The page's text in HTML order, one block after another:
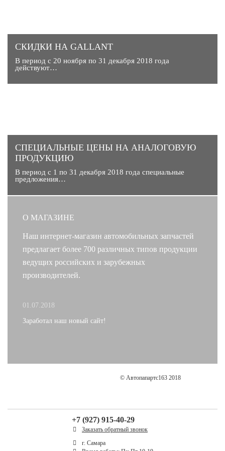
СКИДКИ НА GALLANT
В период с 20 ноября по 31 декабря 2018 года
действуют…
CПЕЦИАЛЬНЫЕ ЦЕНЫ НА АНАЛОГОВУЮ
ПРОДУКЦИЮ
В период с 1 по 31 декабря 2018 года специальные
предложения…
О МАГАЗИНЕ
Наш интернет-магазин автомобильных запчастей
предлагает более 700 различных типов продукции
ведущих российских и зарубежных
производителей.
01.07.2018
Заработал наш новый сайт!
© Автопапартс163 2018
+7 (927) 915-40-29
Заказать обратный звонок
г. Самара